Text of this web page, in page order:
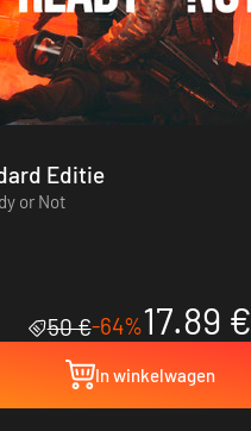
Editie
or Not
50 €-64%17.89 €
In winkelwagen